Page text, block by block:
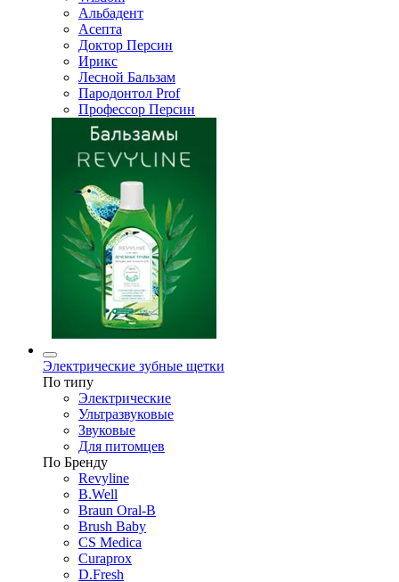
Альбадент
Асепта
Доктор Персин
Ирикс
Лесной Бальзам
Пародонтол Prof
Профессор Персин
Электрические зубные щетки
По типу
Электрические
Ультразвуковые
Звуковые
Для питомцев
По Бренду
Revyline
B.Well
Braun Oral-B
Brush Baby
CS Medica
Curaprox
D.Fresh